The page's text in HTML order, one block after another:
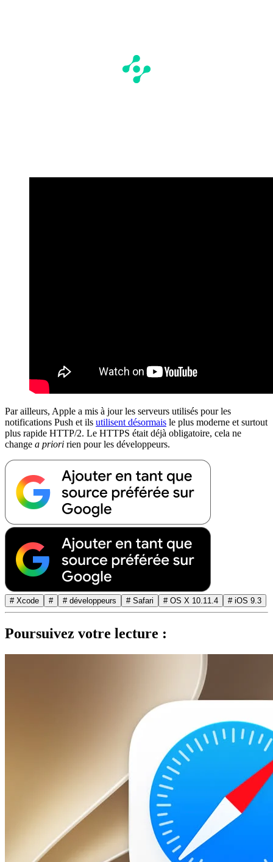
Par ailleurs, Apple a mis à jour les serveurs utilisés pour les
notifications Push et ils utilisent désormais le plus moderne et surtout
plus rapide HTTP/2. Le HTTPS était déjà obligatoire, cela ne
change a priori rien pour les développeurs.
# Xcode # # développeurs # Safari # OS X 10.11.4 # iOS 9.3
Poursuivez votre lecture :